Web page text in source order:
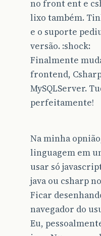
no front ent e
lixo também.
e o suporte
versão. :shock:
Finalmente
frontend,
MySQLServer.
perfeitamente!
Na minha
linguagem em
usar só
java ou csharp
Ficar
navegador do
Eu,